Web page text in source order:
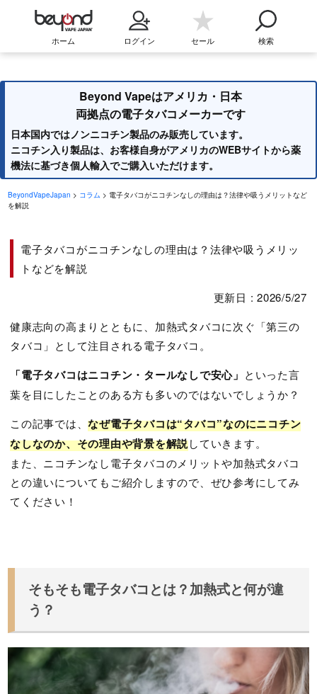
ホーム ログイン セール 検索
Beyond Vapeはアメリカ・日本
両拠点の電子タバコメーカーです
日本国内ではノンニコチン製品のみ販売しています。
ニコチン入り製品は、お客様自身がアメリカのWEBサイトから薬
機法に基づき個人輸入でご購入いただけます。
BeyondVapeJapan > コラム > 電子タバコがニコチンなしの理由は？法律や吸うメリットなど
を解説
電子タバコがニコチンなしの理由は？法律や吸うメリッ
トなどを解説
更新日 : 2026/5/27
健康志向の高まりとともに、加熱式タバコに次ぐ「第三の
タバコ」として注目される電子タバコ。
「電子タバコはニコチン・タールなしで安心」 といった言
葉を目にしたことのある方も多いのではないでしょうか？
この記事では、なぜ電子タバコは“タバコ”なのにニコチン
なしなのか、その理由や背景を解説していきます。
また、ニコチンなし電子タバコのメリットや加熱式タバコ
との違いについてもご紹介しますので、ぜひ参考にしてみ
てください！
そもそも電子タバコとは？加熱式と何が違
う？